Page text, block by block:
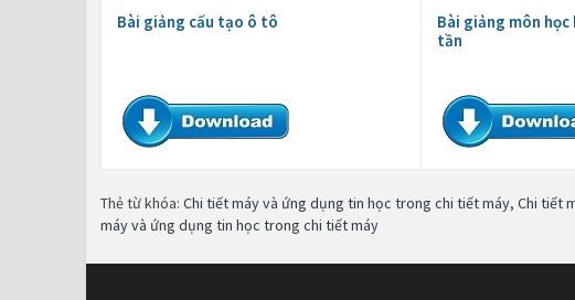
Bài giảng cấu tạo ô tô
Bài giảng môn
tần
Thẻ từ khóa: Chi tiết máy và ứng dụng tin học trong chi tiết máy, Chi tiết
máy và ứng dụng tin học trong chi tiết máy